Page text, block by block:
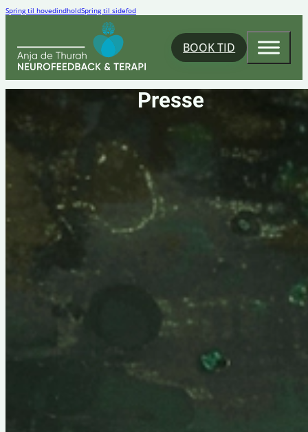
Spring til hovedindholdSpring til sidefod
BOOK TID
Presse